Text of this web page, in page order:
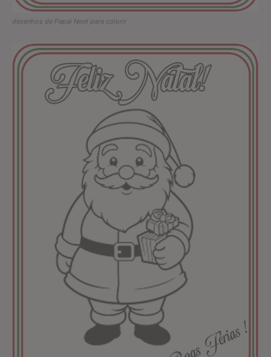
desenhos de Papai Noel para colorir